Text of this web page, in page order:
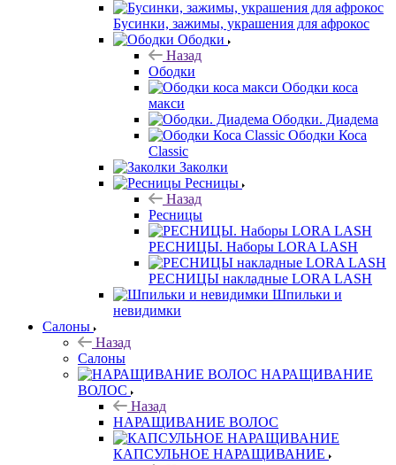
Бусинки, зажимы, украшения для афрокос
Ободки
Назад
Ободки
Ободки коса
макси
Ободки. Диадема
Ободки Коса
Classic
Заколки
Ресницы
Назад
Ресницы
РЕСНИЦЫ. Наборы LORA LASH
РЕСНИЦЫ накладные LORA LASH
Шпильки и
невидимки
Салоны
Назад
Салоны
НАРАЩИВАНИЕ
ВОЛОС
Назад
НАРАЩИВАНИЕ ВОЛОС
КАПСУЛЬНОЕ НАРАЩИВАНИЕ